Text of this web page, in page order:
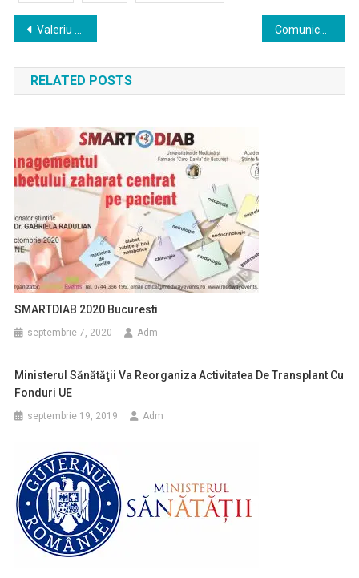
Navigare
în
articole
Valeriu Gheorghiţă (Spitalul Militar): Este puţin probabil să apară nişte mutaţii semnificative
RELATED POSTS
SMARTDIAB 2020 Bucuresti
septembrie 7, 2020 Adm
Ministerul Sănătăţii Va Reorganiza Activitatea De Transplant Cu
Fonduri UE
septembrie 19, 2019 Adm